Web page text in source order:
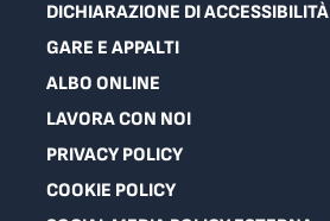
DICHIARAZIONE DI ACCESSIBILITÀ
GARE E APPALTI
ALBO ONLINE
LAVORA CON NOI
PRIVACY POLICY
COOKIE POLICY